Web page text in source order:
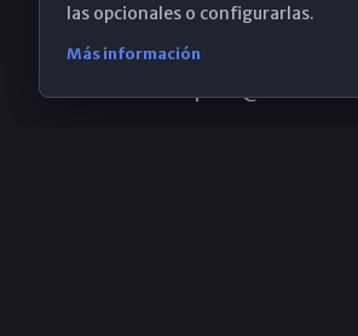
(+34) 952 224 386
las opcionales o configurarlas.
Más información